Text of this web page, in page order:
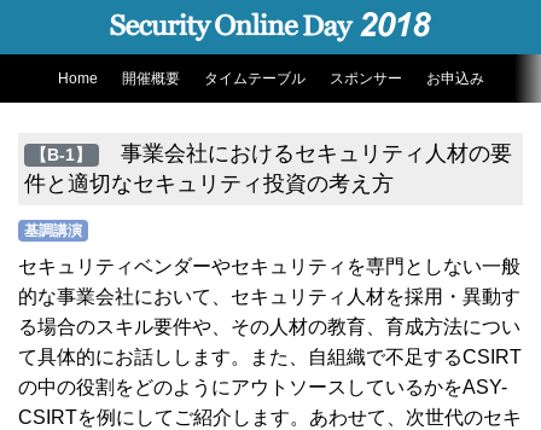
Home 開催概要 タイムテーブル スポンサー お申込み
【B-1】
事業会社におけるセキュリティ人材の要
件と適切なセキュリティ投資の考え方
基調講演
セキュリティベンダーやセキュリティを専門としない一般
的な事業会社において、セキュリティ人材を採用・異動す
る場合のスキル要件や、その人材の教育、育成方法につい
て具体的にお話しします。また、自組織で不足するCSIRT
の中の役割をどのようにアウトソースしているかをASY-
CSIRTを例にしてご紹介します。あわせて、次世代のセキ